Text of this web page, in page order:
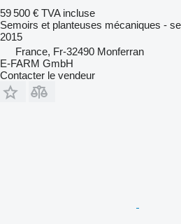
59 500 € TVA incluse
Semoirs et planteuses mécaniques -
2015
France, Fr-32490 Monferran
E-FARM GmbH
Contacter le vendeur